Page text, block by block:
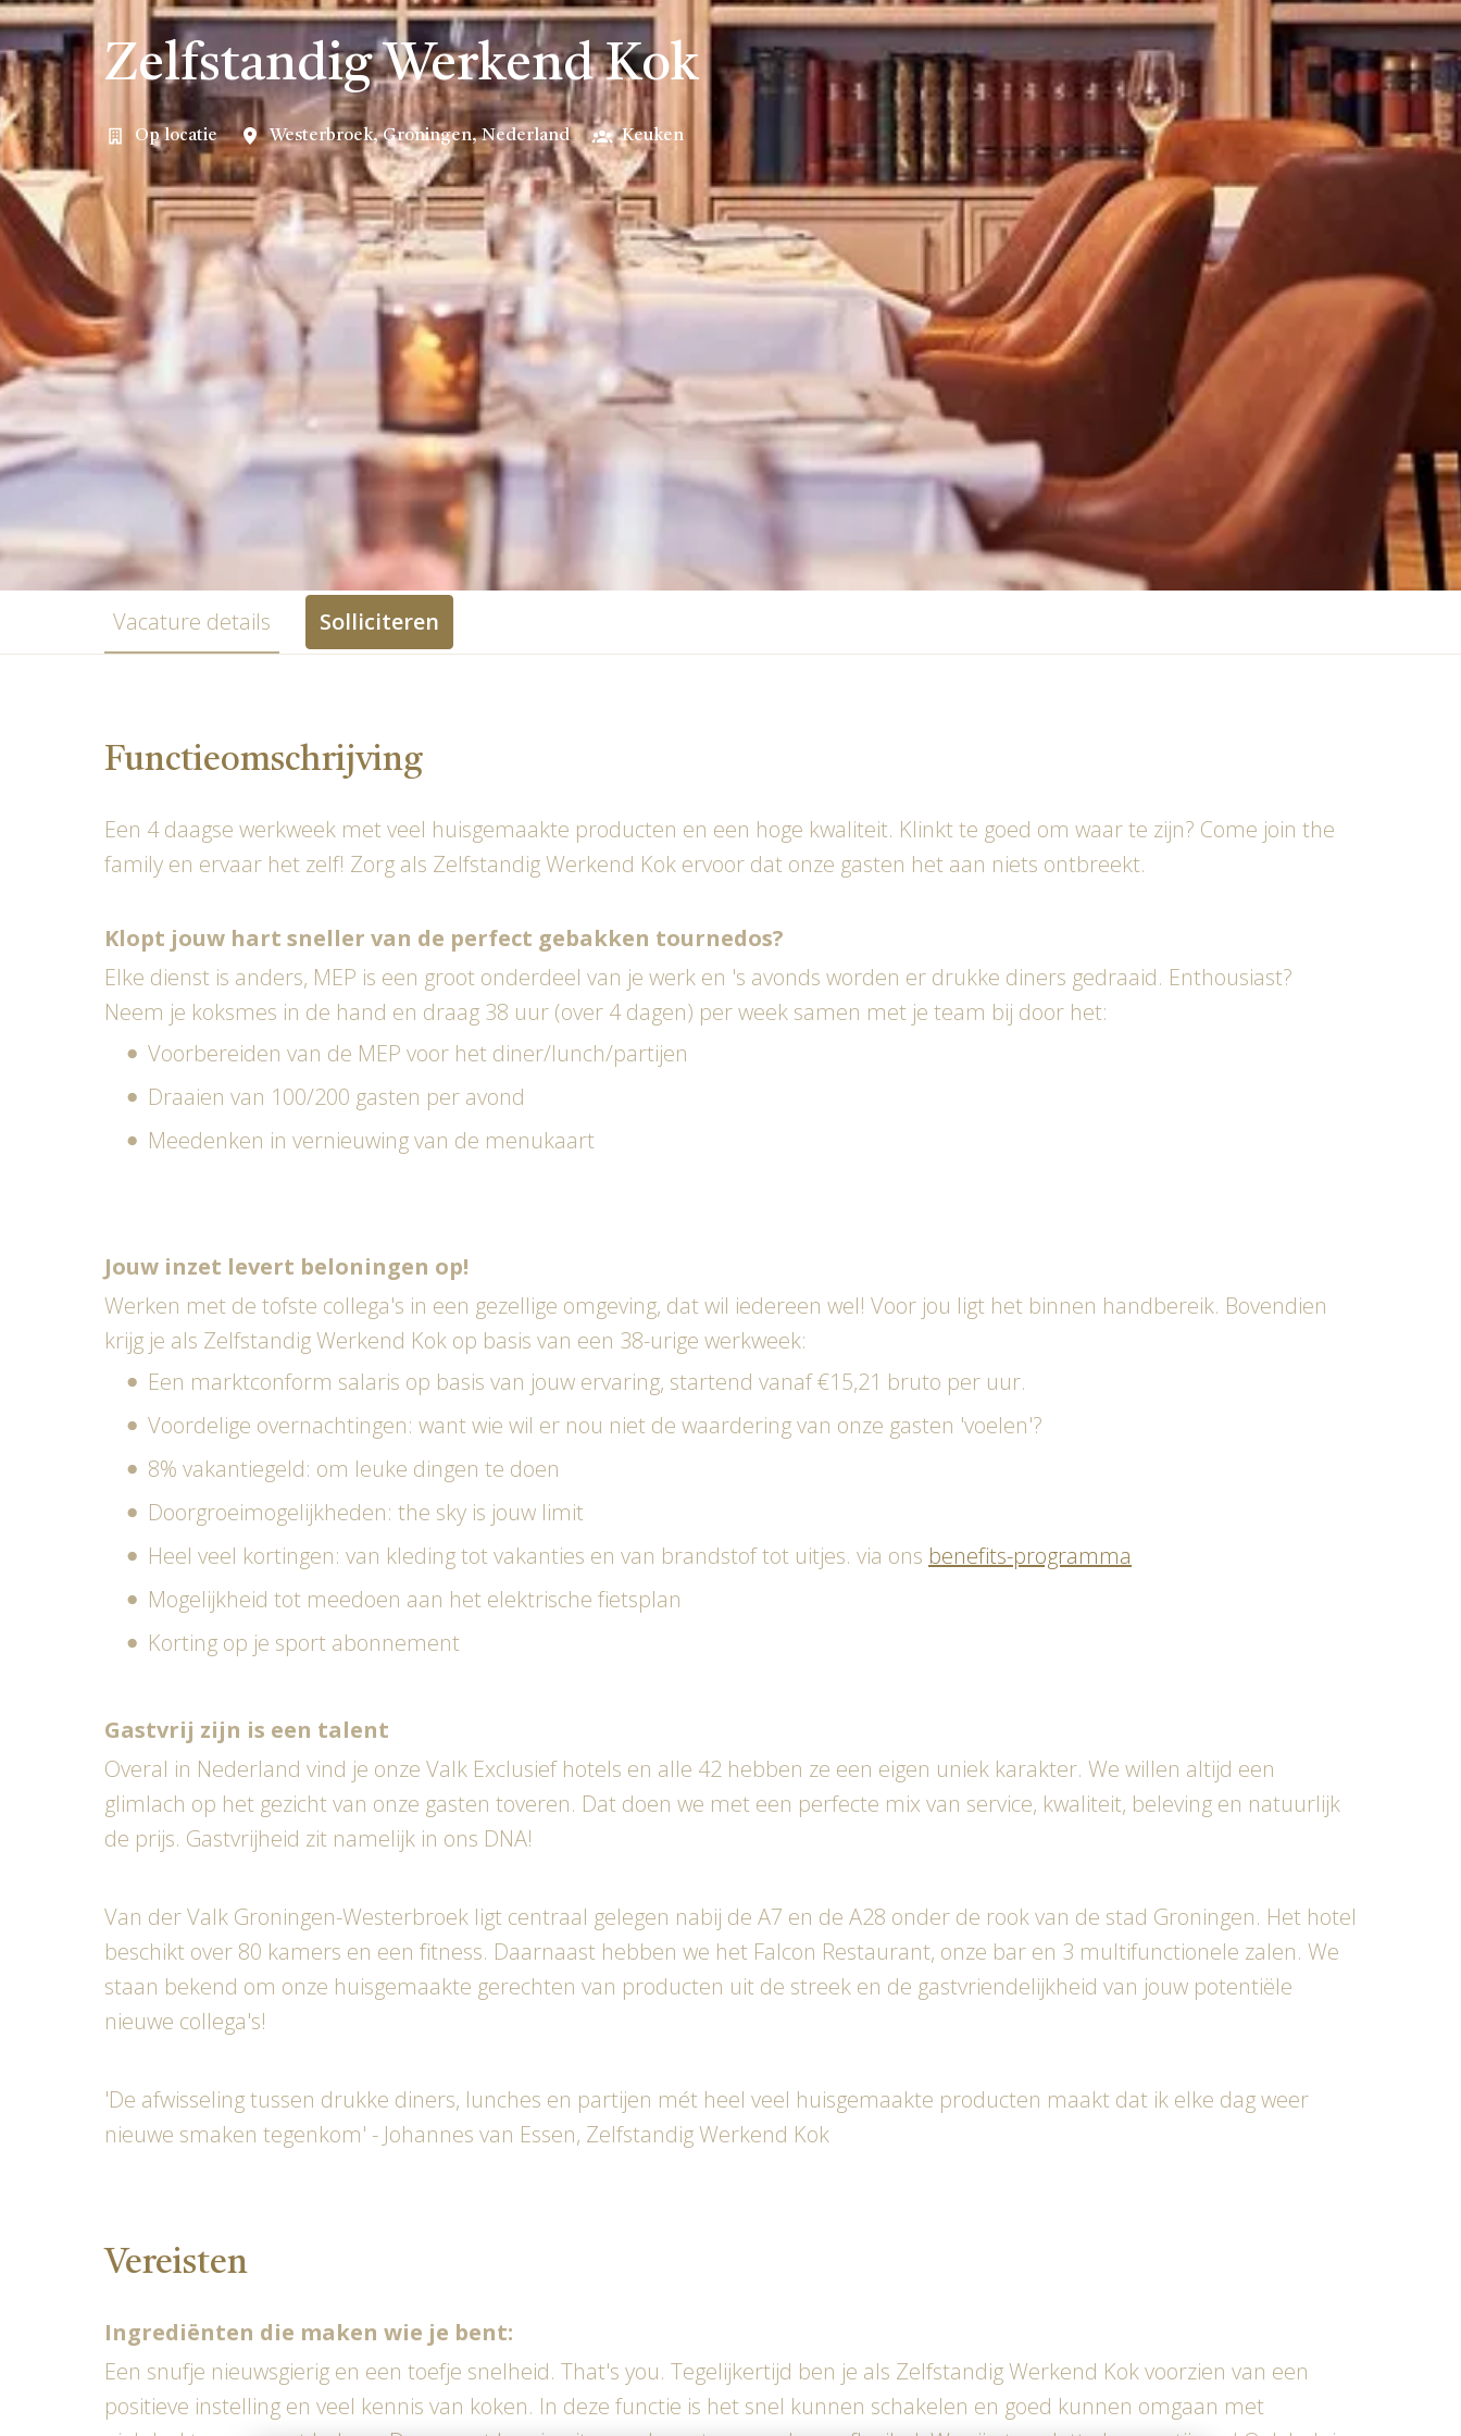
Zelfstandig Werkend Kok
Op locatie Westerbroek, Groningen, Nederland Keuken
Vacature details Solliciteren
Functieomschrijving
Een 4 daagse werkweek met veel huisgemaakte producten en een hoge kwaliteit. Klinkt te goed om waar te zijn? Come join the
family en ervaar het zelf! Zorg als Zelfstandig Werkend Kok ervoor dat onze gasten het aan niets ontbreekt.
Klopt jouw hart sneller van de perfect gebakken tournedos?
Elke dienst is anders, MEP is een groot onderdeel van je werk en 's avonds worden er drukke diners gedraaid. Enthousiast?
Neem je koksmes in de hand en draag 38 uur (over 4 dagen) per week samen met je team bij door het:
Voorbereiden van de MEP voor het diner/lunch/partijen
Draaien van 100/200 gasten per avond
Meedenken in vernieuwing van de menukaart
Jouw inzet levert beloningen op!
Werken met de tofste collega's in een gezellige omgeving, dat wil iedereen wel! Voor jou ligt het binnen handbereik. Bovendien
krijg je als Zelfstandig Werkend Kok op basis van een 38-urige werkweek:
Een marktconform salaris op basis van jouw ervaring, startend vanaf €15,21 bruto per uur.
Voordelige overnachtingen: want wie wil er nou niet de waardering van onze gasten 'voelen'?
8% vakantiegeld: om leuke dingen te doen
Doorgroeimogelijkheden: the sky is jouw limit
Heel veel kortingen: van kleding tot vakanties en van brandstof tot uitjes. via ons benefits-programma
Mogelijkheid tot meedoen aan het elektrische fietsplan
Korting op je sport abonnement
Gastvrij zijn is een talent
Overal in Nederland vind je onze Valk Exclusief hotels en alle 42 hebben ze een eigen uniek karakter. We willen altijd een
glimlach op het gezicht van onze gasten toveren. Dat doen we met een perfecte mix van service, kwaliteit, beleving en natuurlijk
de prijs. Gastvrijheid zit namelijk in ons DNA!
Van der Valk Groningen-Westerbroek ligt centraal gelegen nabij de A7 en de A28 onder de rook van de stad Groningen. Het hotel
beschikt over 80 kamers en een fitness. Daarnaast hebben we het Falcon Restaurant, onze bar en 3 multifunctionele zalen. We
staan bekend om onze huisgemaakte gerechten van producten uit de streek en de gastvriendelijkheid van jouw potentiële
nieuwe collega's!
'De afwisseling tussen drukke diners, lunches en partijen mét heel veel huisgemaakte producten maakt dat ik elke dag weer
nieuwe smaken tegenkom' - Johannes van Essen, Zelfstandig Werkend Kok
Vereisten
Ingrediënten die maken wie je bent:
Een snufje nieuwsgierig en een toefje snelheid. That's you. Tegelijkertijd ben je als Zelfstandig Werkend Kok voorzien van een
positieve instelling en veel kennis van koken. In deze functie is het snel kunnen schakelen en goed kunnen omgaan met